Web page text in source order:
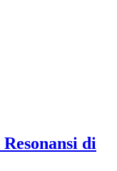
di